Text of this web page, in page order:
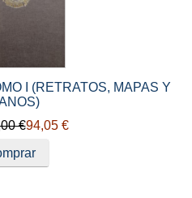
I (RETRATOS, MAPAS Y
€94,05 €